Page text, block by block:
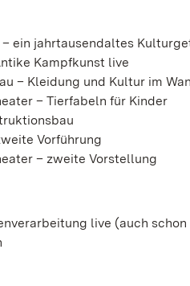
ein jahrtausendaltes
Kampfkunst live
– Kleidung und Kultur im
– Tierfabeln für Kinder
Vorführung
– zweite Vorstellung
live (auch